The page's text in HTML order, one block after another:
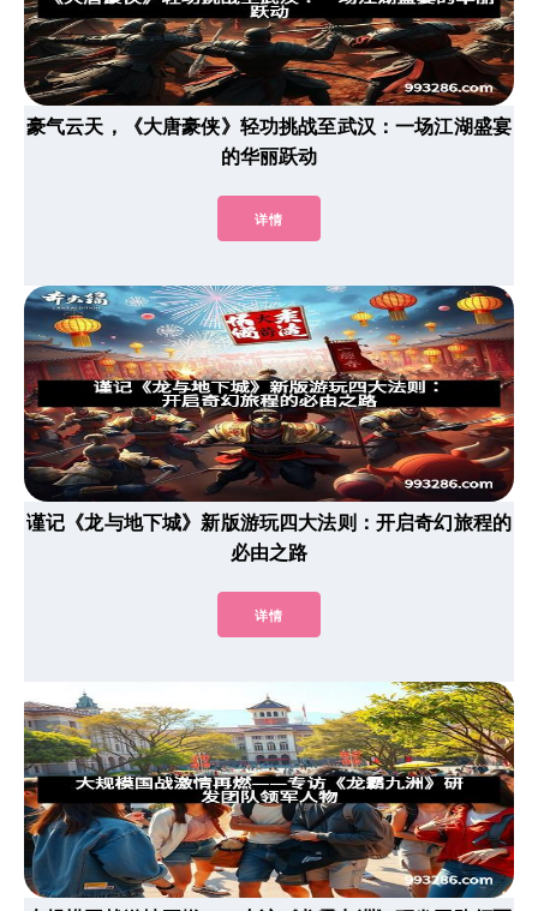
豪气云天，《大唐豪侠》轻功挑战至武汉：一场江湖盛宴
的华丽跃动
详情
谨记《龙与地下城》新版游玩四大法则：开启奇幻旅程的
必由之路
详情